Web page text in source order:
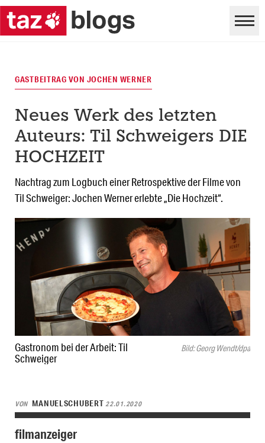
Gastronom bei der Arbeit: Til
Schweiger
Bild: Georg Wendt/dpa
GASTBEITRAG VON JOCHEN WERNER
Neues Werk des letzten
Auteurs: Til Schweigers DIE
HOCHZEIT
Nachtrag zum Logbuch einer Retrospektive der Filme von
Til Schweiger: Jochen Werner erlebte „Die Hochzeit“.
VON MANUELSCHUBERT22.01.2020
filmanzeiger